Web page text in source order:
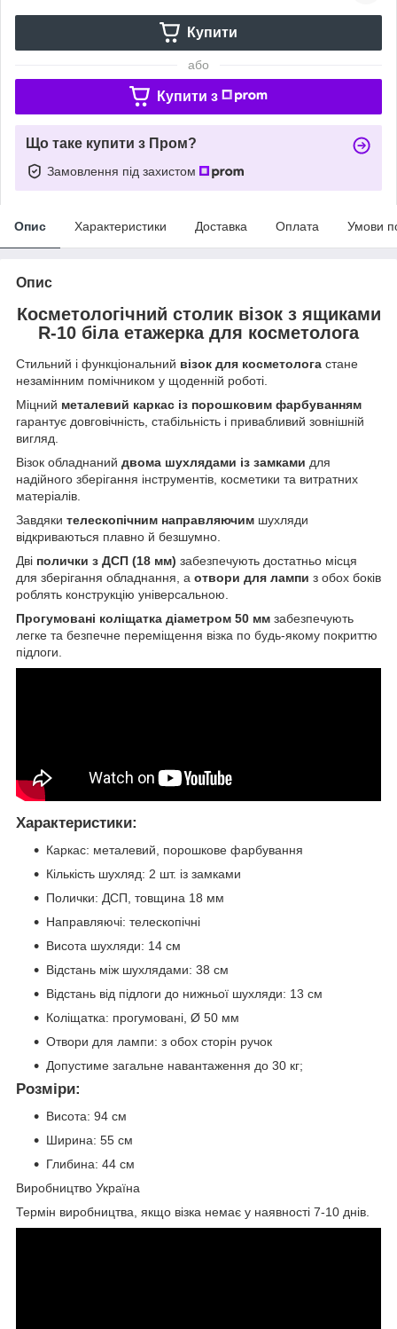
Купити
або
Купити з
Що таке купити з Пром?
Замовлення під захистом
Опис Характеристики Доставка Оплата Умови
Опис
Косметологічний столик візок з ящиками
R-10 біла етажерка для косметолога
Стильний і функціональний візок для косметолога стане
незамінним помічником у щоденній роботі.
Міцний металевий каркас із порошковим фарбуванням
гарантує довговічність, стабільність і привабливий зовнішній
вигляд.
Візок обладнаний двома шухлядами із замками для
надійного зберігання інструментів, косметики та витратних
матеріалів.
Завдяки телескопічним направляючим шухляди
відкриваються плавно й безшумно.
Дві полички з ДСП (18 мм) забезпечують достатньо місця
для зберігання обладнання, а отвори для лампи з обох боків
роблять конструкцію універсальною.
Прогумовані коліщатка діаметром 50 мм забезпечують
легке та безпечне переміщення візка по будь-якому покриттю
підлоги.
Характеристики:
Каркас: металевий, порошкове фарбування
Кількість шухляд: 2 шт. із замками
Полички: ДСП, товщина 18 мм
Направляючі: телескопічні
Висота шухляди: 14 см
Відстань між шухлядами: 38 см
Відстань від підлоги до нижньої шухляди: 13 см
Коліщатка: прогумовані, Ø 50 мм
Отвори для лампи: з обох сторін ручок
Допустиме загальне навантаження до 30 кг;
Розміри:
Висота: 94 см
Ширина: 55 см
Глибина: 44 см
Виробництво Україна
Термін виробництва, якщо візка немає у наявності 7-10 днів.